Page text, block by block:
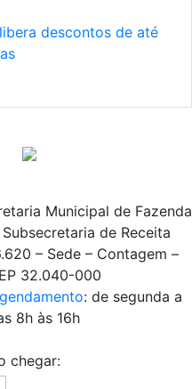
descontos de até
Municipal de Fazenda
de Receita
– Sede – Contagem –
32.040-000
: de segunda a
8h às 16h
chegar: